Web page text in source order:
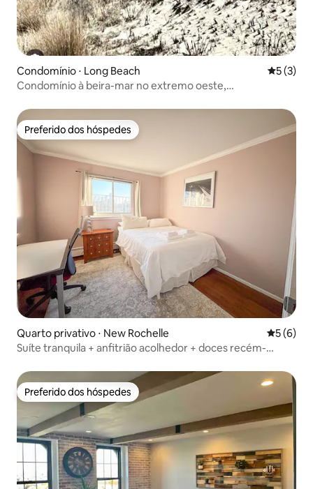
Condomínio ⋅ Long Beach 5 de
5 (3)
Condomínio à beira-mar no extremo oeste,
Preferido dos hóspedes
Preferido dos hóspedes
Quarto privativo ⋅ New Rochelle 5 de
5 (6)
Suíte tranquila + anfitrião acolhedor + doces recém-
Preferido dos hóspedes
Preferido dos hóspedes